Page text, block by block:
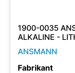
1900-0035
ALKALINE -
ANSMANN
Fabrikant